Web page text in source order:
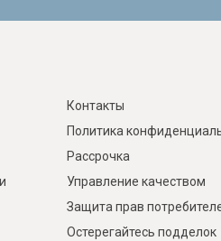
Контакты
Политика
Рассрочка
Управление качеством
Защита прав
Остерегайтесь подделок